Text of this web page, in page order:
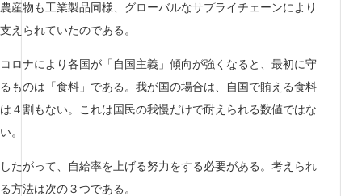
農産物も工業製品同様、グローバルなサプライチェーンにより
支えられていたのである。
コロナにより各国が「自国主義」傾向が強くなると、最初に守
るものは「食料」である。我が国の場合は、自国で賄える食料
は４割もない。これは国民の我慢だけで耐えられる数値ではな
い。
したがって、自給率を上げる努力をする必要がある。考えられ
る方法は次の３つである。